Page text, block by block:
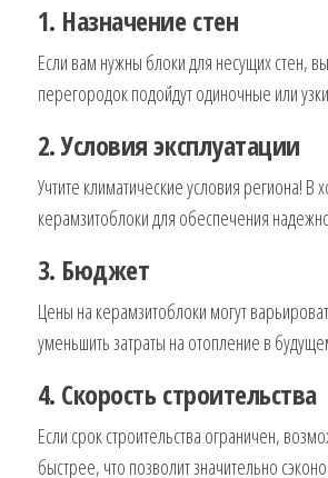
1. Назначение стен
Если вам нужны блоки для несущих
перегородок подойдут одиночные или
2. Условия эксплуатации
Учтите климатические условия региона!
керамзитоблоки для обеспечения
3. Бюджет
Цены на керамзитоблоки могут
уменьшить затраты на отопление в
4. Скорость строительства
Если срок строительства ограничен,
быстрее, что позволит значительно